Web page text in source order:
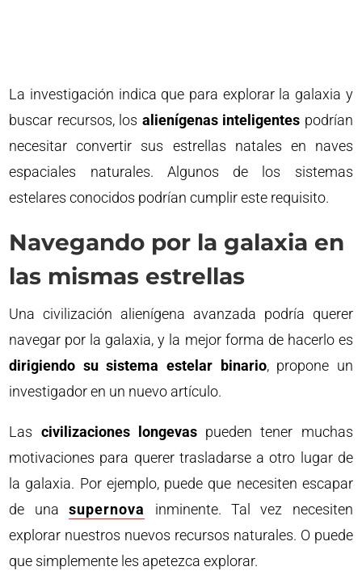
La investigación indica que para explorar la galaxia y
buscar recursos, los alienígenas inteligentes podrían
necesitar convertir sus estrellas natales en naves
espaciales naturales. Algunos de los sistemas
estelares conocidos podrían cumplir este requisito.
Navegando por la galaxia en
las mismas estrellas
Una civilización alienígena avanzada podría querer
navegar por la galaxia, y la mejor forma de hacerlo es
dirigiendo su sistema estelar binario, propone un
investigador en un nuevo artículo.
Las civilizaciones longevaspueden tener muchas
motivaciones para querer trasladarse a otro lugar de
la galaxia. Por ejemplo, puede que necesiten escapar
de unasupernova inminente. Tal vez necesiten
explorar nuestros nuevos recursos naturales. O puede
que simplemente les apetezca explorar.